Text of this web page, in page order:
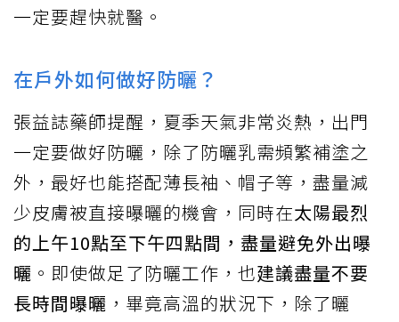
一定要趕快就醫。
在戶外如何做好防曬？
張益誌藥師提醒，夏季天氣非常炎熱，出門
一定要做好防曬，除了防曬乳需頻繁補塗之
外，最好也能搭配薄長袖、帽子等，盡量減
少皮膚被直接曝曬的機會，同時在太陽最烈
的上午10點至下午四點間，盡量避免外出曝
曬 。即使做足了防曬工作，也建議盡量不要
長時間曝曬 ，畢竟高溫的狀況下，除了曬